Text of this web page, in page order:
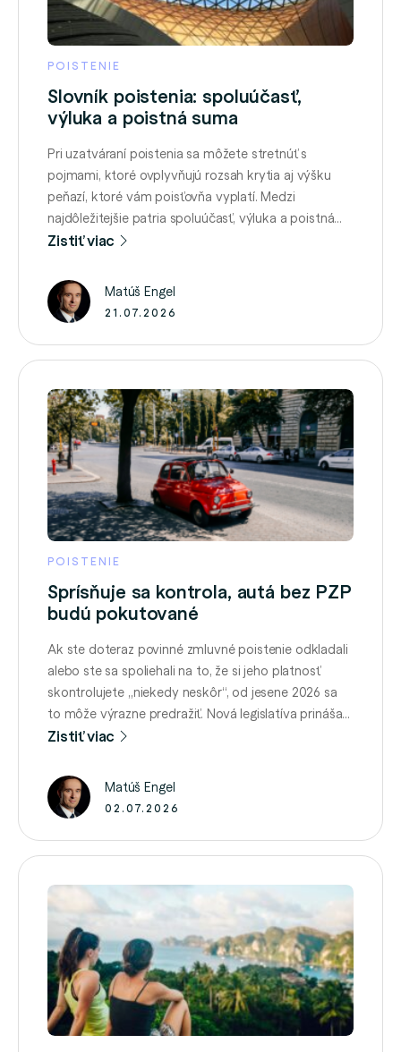
POISTENIE
Slovník poistenia: spoluúčasť,
výluka a poistná suma
Pri uzatváraní poistenia sa môžete stretnúť s
pojmami, ktoré ovplyvňujú rozsah krytia aj výšku
peňazí, ktoré vám poisťovňa vyplatí. Medzi
najdôležitejšie patria spoluúčasť, výluka a poistná
suma. Spoluúčasť je časť škody, ktorú zaplatíte
nevzťahuje. Poistná suma určuje maximálnu hranicu
poistného plnenia. Pri výbere poistenia preto
nestačí sledovať …
Zistiť viac
Matúš Engel
21.07.2026
POISTENIE
Sprísňuje sa kontrola, autá bez PZP
budú pokutované
Ak ste doteraz povinné zmluvné poistenie odkladali
alebo ste sa spoliehali na to, že si jeho platnosť
skontrolujete „niekedy neskôr“, od jesene 2026 sa
to môže výrazne predražiť. Nová legislatíva prináša
prísnejšie pravidlá kontroly povinného zmluvného
ďalšie sankcie pre majiteľov nepoistených vozidiel.
Cieľom je znížiť počet áut bez PZP …
Zistiť viac
Matúš Engel
02.07.2026